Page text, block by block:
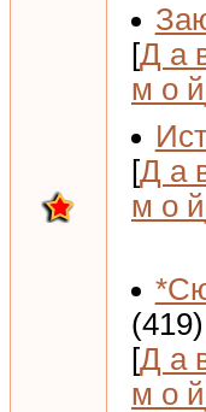
[Д а
м о
[Д а
м о
(419)
[Д а
м о